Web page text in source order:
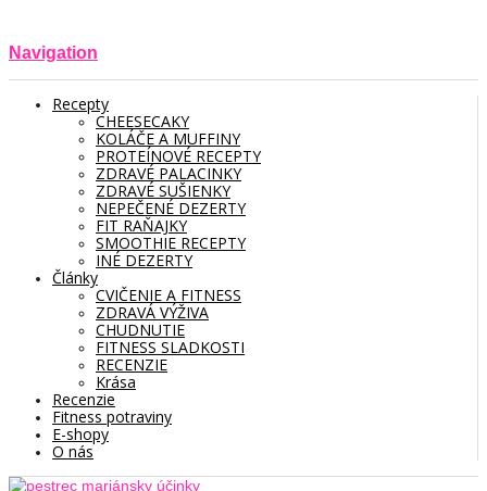
Navigation
Recepty
CHEESECAKY
KOLÁČE A MUFFINY
PROTEÍNOVÉ RECEPTY
ZDRAVÉ PALACINKY
ZDRAVÉ SUŠIENKY
NEPEČENÉ DEZERTY
FIT RAŇAJKY
SMOOTHIE RECEPTY
INÉ DEZERTY
Články
CVIČENIE A FITNESS
ZDRAVÁ VÝŽIVA
CHUDNUTIE
FITNESS SLADKOSTI
RECENZIE
Krása
Recenzie
Fitness potraviny
E-shopy
O nás